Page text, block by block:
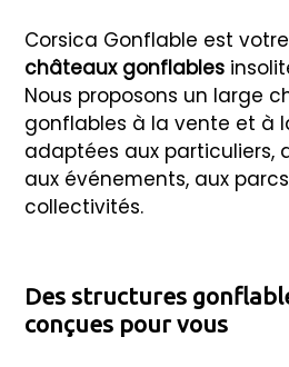
Corsica Gonflable est votre
châteaux gonflables
Nous proposons un large
gonflables à la vente et à
adaptées aux particuliers,
aux événements, aux
collectivités.
Des structures
conçues pour vous